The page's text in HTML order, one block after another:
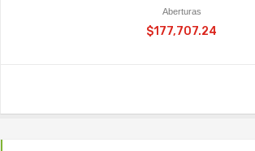
Aberturas
$177,707.24